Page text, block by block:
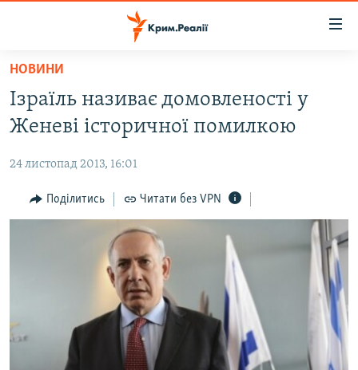
Перейти
основного
матеріалу
до
навігації
Перейти
ВОДА.КРИМ
ПОЛІТИКА
БЛОГИ
СПЕЦПРОЕКТИ
ДЕПОРТАЦІЯ
ЯК ОБІЙТИ БЛОКУВАННЯ
НОВИНИ
Ізраїль називає домовленості у
Женеві історичної помилкою
24 листопад 2013, 16:01
Поділитись Читати без VPN